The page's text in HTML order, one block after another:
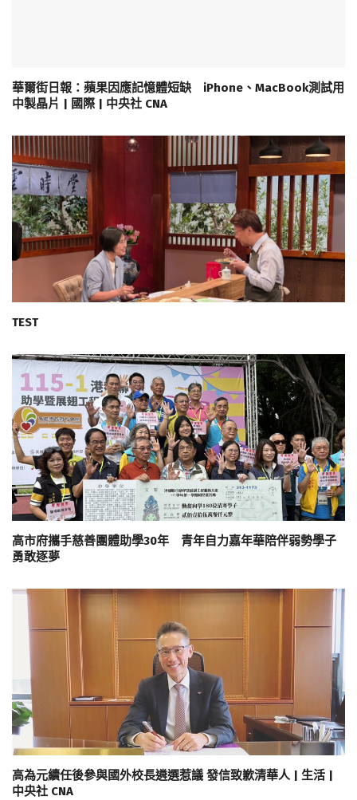
華爾街日報：蘋果因應記憶體短缺 iPhone、MacBook測試用
中製晶片 | 國際 | 中央社 CNA
TEST
高市府攜手慈善團體助學30年 青年自力嘉年華陪伴弱勢學子
勇敢逐夢
高為元續任後參與國外校長遴選惹議 發信致歉清華人 | 生活 |
中央社 CNA